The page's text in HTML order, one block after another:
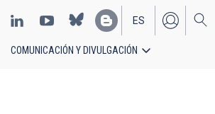
EN
ES
COMUNICACIÓN Y DIVULGACIÓN